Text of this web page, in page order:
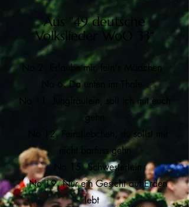
Aus "49 deutsche
Volkslieder WoO 33“
No 2. Erlaube mir, fein's Mädchen
No 6. Da unten im Thale
No 11. Jungfräulein, soll ich mit euch
gehn
No 12. Feinsliebchen, du sollst mir
nicht barfuss gehn
No 15. Schwesterlein
No 19. Nur ein Gesicht auf Erden
lebt